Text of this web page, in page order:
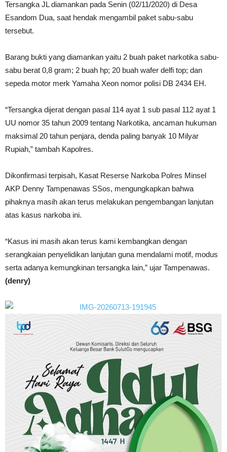
Tersangka JL diamankan pada Senin (02/11/2020) di Desa
Esandom Dua, saat hendak mengambil paket sabu-sabu
tersebut.
Barang bukti yang diamankan yaitu 2 buah paket narkotika sabu-
sabu berat 0,8 gram; 2 buah hp; 20 buah wafer delfi top; dan
sepeda motor merk Yamaha Xeon nomor polisi DB 2434 EH.
“Tersangka dijerat dengan pasal 114 ayat 1 sub pasal 112 ayat 1
UU nomor 35 tahun 2009 tentang Narkotika, ancaman hukuman
maksimal 20 tahun penjara, denda paling banyak 10 Milyar
Rupiah,” tambah Kapolres.
Dikonfirmasi terpisah, Kasat Reserse Narkoba Polres Minsel
AKP Denny Tampenawas SSos, mengungkapkan bahwa
pihaknya masih akan terus melakukan pengembangan lanjutan
atas kasus narkoba ini.
“Kasus ini masih akan terus kami kembangkan dengan
serangkaian penyelidikan lanjutan guna mendalami motif, modus
serta adanya kemungkinan tersangka lain,” ujar Tampenawas.
(denry)